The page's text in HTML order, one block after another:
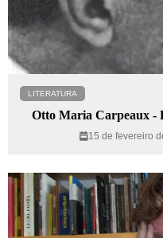
LITERATURA
Otto Maria Carpeaux -
15 de fevereiro